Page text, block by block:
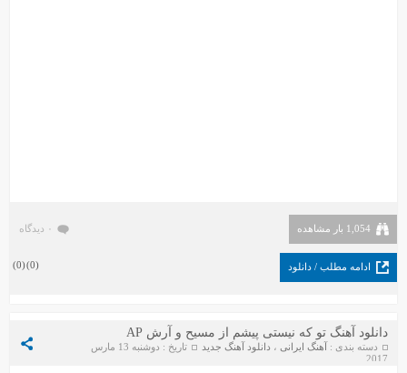
1,054 بار مشاهده ۰ دیدگاه
ادامه مطلب / دانلود (
0
)
(
0
)
دانلود آهنگ تو که نیستی پیشم از مسیح و آرش AP
دسته بندی :آهنگ ایرانی ، دانلود آهنگ جدید
تاریخ : دوشنبه 13 مارس
2017